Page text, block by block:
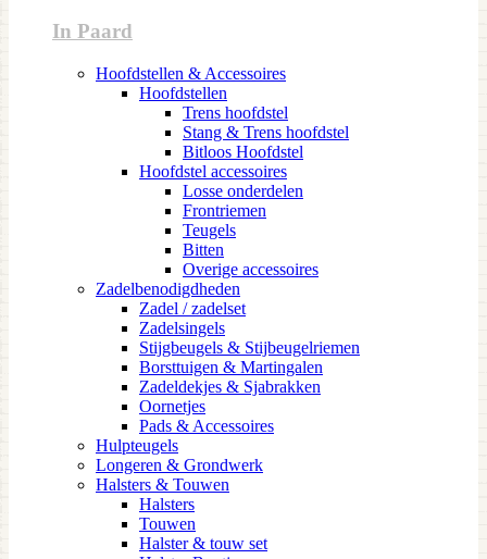
In Paard
Hoofdstellen & Accessoires
Hoofdstellen
Trens hoofdstel
Stang & Trens hoofdstel
Bitloos Hoofdstel
Hoofdstel accessoires
Losse onderdelen
Frontriemen
Teugels
Bitten
Overige accessoires
Zadelbenodigdheden
Zadel / zadelset
Zadelsingels
Stijgbeugels & Stijbeugelriemen
Borsttuigen & Martingalen
Zadeldekjes & Sjabrakken
Oornetjes
Pads & Accessoires
Hulpteugels
Longeren & Grondwerk
Halsters & Touwen
Halsters
Touwen
Halster & touw set